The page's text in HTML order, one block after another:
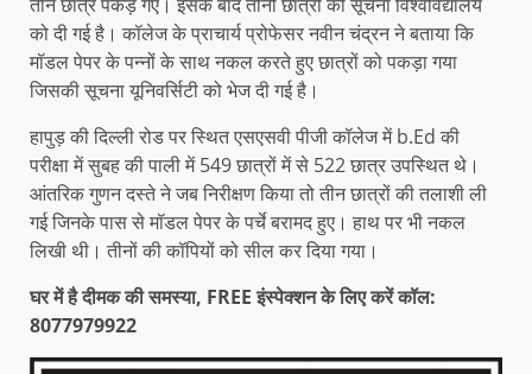
को दी गई है। कॉलेज के प्राचार्य प्रोफेसर नवीन चंद्रन ने बताया कि
मॉडल पेपर के पन्नों के साथ नकल करते हुए छात्रों को पकड़ा गया
जिसकी सूचना यूनिवर्सिटी को भेज दी गई है।
हापुड़ की दिल्ली रोड पर स्थित एसएसवी पीजी कॉलेज में b.Ed की
परीक्षा में सुबह की पाली में 549 छात्रों में से 522 छात्र उपस्थित थे।
आंतरिक गुणन दस्ते ने जब निरीक्षण किया तो तीन छात्रों की तलाशी ली
गई जिनके पास से मॉडल पेपर के पर्चे बरामद हुए। हाथ पर भी नकल
लिखी थी। तीनों की कॉपियों को सील कर दिया गया।
घर में है दीमक की समस्या, FREE इंस्पेक्शन के लिए करें कॉल:
8077979922